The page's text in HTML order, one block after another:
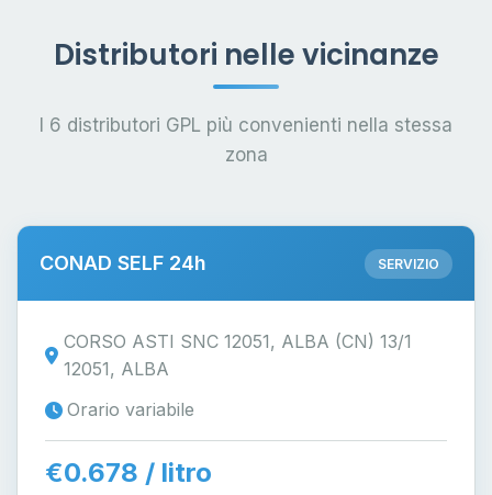
Distributori nelle vicinanze
I 6 distributori GPL più convenienti nella stessa
zona
CONAD SELF 24h SERVIZIO
CORSO ASTI SNC 12051, ALBA (CN) 13/1
12051, ALBA
Orario variabile
€0.678 / litro